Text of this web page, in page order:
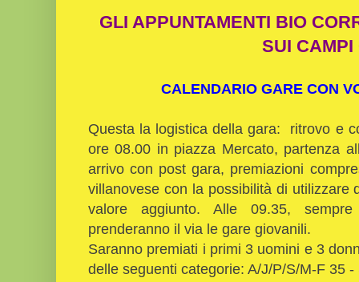
GLI APPUNTAMENTI BIO
SUI
CALENDARIO GARE CON
Questa la logistica della gara: ritrovo e
ore 08.00 in piazza Mercato, partenza
arrivo con post gara, premiazioni
villanovese con la possibilità di utilizzare
valore aggiunto. Alle 09.35,
prenderanno il via le gare giovanili.
Saranno premiati i primi 3 uomini e 3
delle seguenti categorie: A/J/P/S/M-F 35